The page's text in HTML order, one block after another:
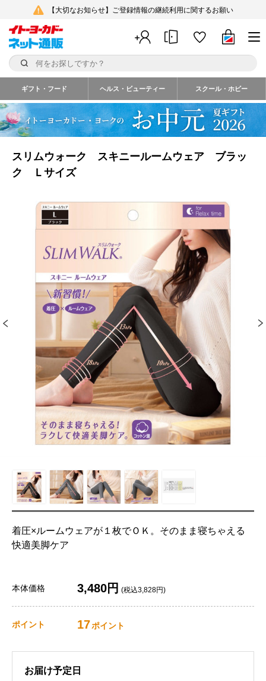
【大切なお知らせ】ご登録情報の継続利用に関するお願い
ギフト・フード ヘルス・ビューティー スクール・ホビー
スリムウォーク スキニールームウェア ブラッ
ク Ｌサイズ
着圧×ルームウェアが１枚でＯＫ。そのまま寝ちゃえる
快適美脚ケア
本体価格 3,480円 (税込3,828円)
ポイント 17ポイント
お届け予定日